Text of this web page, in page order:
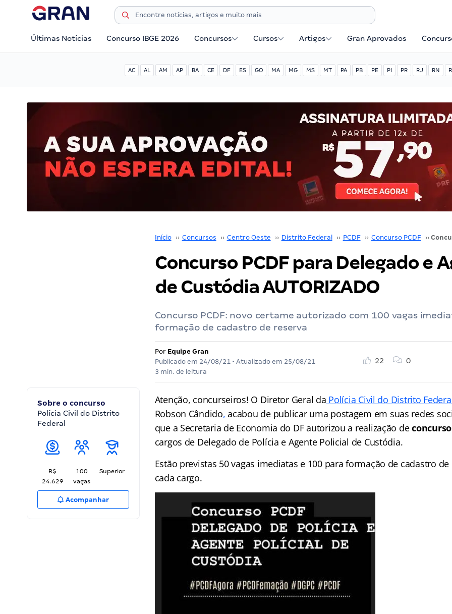
Últimas Notícias Concurso IBGE 2026 Concursos Cursos Artigos Gran Aprovados
AC AL AM AP BA CE DF ES GO MA MG MS MT PA PB PE PI PR RJ RN
Início ›› Concursos ›› Centro Oeste ›› Distrito Federal ›› PCDF ›› Concurso PCDF ››
Concurso PCDF para Delegado e
de Custódia AUTORIZADO
Concurso PCDF: novo certame autorizado com 100 vagas
formação de cadastro de reserva
Por Equipe Gran
Publicado em 24/08/21• Atualizado em 25/08/21
3 min. de leitura
22 0
Sobre o concurso
Polícia Civil do Distrito
Federal
R$
24.629
100
vagas
Superior
Acompanhar
Atenção, concurseiros! O Diretor Geral da Polícia Civil do Distrito
Robson Cândido, acabou de publicar uma postagem em suas redes
que a Secretaria de Economia do DF autorizou a realização deconcurso
cargos de Delegado de Polícia e Agente Policial de Custódia.
Estão previstas 50 vagas imediatas e 100 para formação de cadastro de
cada cargo.